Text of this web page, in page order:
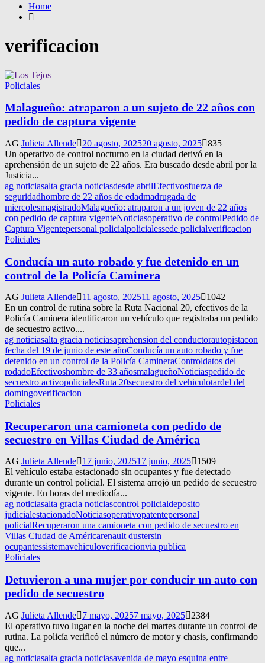
Home
verificacion
Policiales
Malagueño: atraparon a un sujeto de 22 años con
pedido de captura vigente
AG Julieta Allende 20 agosto, 202520 agosto, 2025 835
Un operativo de control nocturno en la ciudad derivó en la
aprehensión de un sujeto de 22 años. Era buscado desde abril por la
Justicia...
ag noticiasalta gracia noticiasdesde abrilEfectivosfuerza de
seguridadhombre de 22 años de edadmadrugada de
miercolesmagistradoMalagueño: atraparon a un joven de 22 años
con pedido de captura vigenteNoticiasoperativo de controlPedido de
Captura Vigentepersonal policialpolicialessede policialverificacion
Policiales
Conducía un auto robado y fue detenido en un
control de la Policía Caminera
AG Julieta Allende 11 agosto, 202511 agosto, 2025
1042
En un control de rutina sobre la Ruta Nacional 20, efectivos de la
Policía Caminera identificaron un vehículo que registraba un pedido
de secuestro activo....
ag noticiasalta gracia noticiasaprehension del conductorautopistacon
fecha del 19 de junio de este añoConducía un auto robado y fue
detenido en un control de la Policía CamineraControldatos del
rodadoEfectivoshombre de 33 añosmalagueñoNoticiaspedido de
secuestro activopolicialesRuta 20secuestro del vehiculotardel del
domingoverificacion
Policiales
Recuperaron una camioneta con pedido de
secuestro en Villas Ciudad de América
AG Julieta Allende 17 junio, 202517 junio, 2025
1509
El vehículo estaba estacionado sin ocupantes y fue detectado
durante un control policial. El sistema arrojó un pedido de secuestro
vigente. En horas del mediodía...
ag noticiasalta gracia noticiascontrol policialdeposito
judicialestacionadoNoticiasoperativopatentepersonal
policialRecuperaron una camioneta con pedido de secuestro en
Villas Ciudad de Américarenault dustersin
ocupantessistemavehiculoverificacionvia publica
Policiales
Detuvieron a una mujer por conducir un auto con
pedido de secuestro
AG Julieta Allende 7 mayo, 20257 mayo, 2025
2384
El operativo tuvo lugar en la noche del martes durante un control de
rutina. La policía verificó el número de motor y chasis, confirmando
que...
ag noticiasalta gracia noticiasavenida de mayo esquina entre